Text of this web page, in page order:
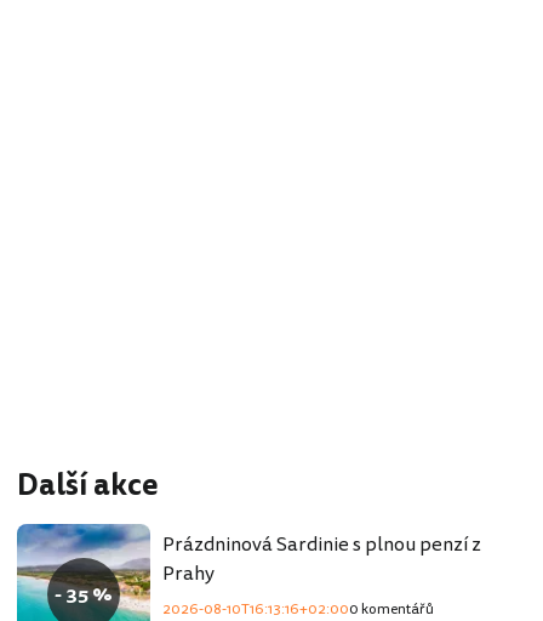
Další akce
- 35 %
Prázdninová Sardinie s plnou penzí z
Prahy
2026-08-10T16:13:16+02:000 komentářů